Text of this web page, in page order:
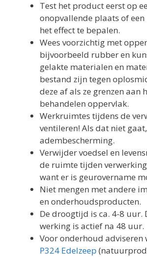
Test het product eerst op
onopvallende plaats of een
het effect te bepalen.
Wees voorzichtig met
bijvoorbeeld rubber en
gelakte materialen en
bestand zijn tegen
deze af als ze grenzen aan
behandelen oppervlak.
Werkruimtes tijdens de
ventileren! Als dat niet
adembescherming.
Verwijder voedsel en
de ruimte tijden
want er is geurovername
Niet mengen met andere
en onderhoudsproducten.
De droogtijd is ca. 4-8 uur.
werking is actief na 48 uur.
Voor onderhoud adviseren
P324 Edelzeep